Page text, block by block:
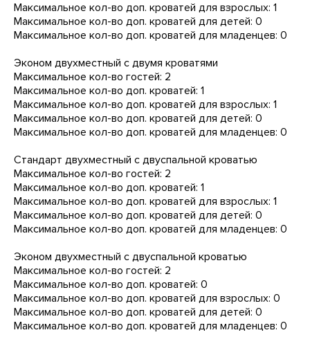
Максимальное кол-во доп. кроватей для взрослых: 1
Максимальное кол-во доп. кроватей для детей: 0
Максимальное кол-во доп. кроватей для младенцев: 0
Эконом двухместный с двумя кроватями
Максимальное кол-во гостей: 2
Максимальное кол-во доп. кроватей: 1
Максимальное кол-во доп. кроватей для взрослых: 1
Максимальное кол-во доп. кроватей для детей: 0
Максимальное кол-во доп. кроватей для младенцев: 0
Стандарт двухместный с двуспальной кроватью
Максимальное кол-во гостей: 2
Максимальное кол-во доп. кроватей: 1
Максимальное кол-во доп. кроватей для взрослых: 1
Максимальное кол-во доп. кроватей для детей: 0
Максимальное кол-во доп. кроватей для младенцев: 0
Эконом двухместный с двуспальной кроватью
Максимальное кол-во гостей: 2
Максимальное кол-во доп. кроватей: 0
Максимальное кол-во доп. кроватей для взрослых: 0
Максимальное кол-во доп. кроватей для детей: 0
Максимальное кол-во доп. кроватей для младенцев: 0